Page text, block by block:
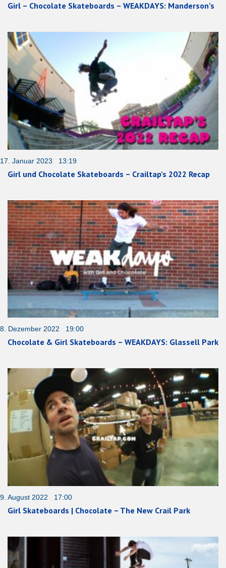
Girl – Chocolate Skateboards – WEAKDAYS: Manderson’s
17. Januar 2023 13:19
Girl und Chocolate Skateboards – Crailtap’s 2022 Recap
8. Dezember 2022 19:00
Chocolate & Girl Skateboards – WEAKDAYS: Glassell Park
9. August 2022 17:00
Girl Skateboards | Chocolate – The New Crail Park